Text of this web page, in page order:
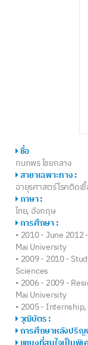
ชื่อ
กนกพร ไชยกลาง
สาขาเฉพาะทาง :
อายุรศาสตร์โรคติดเ
ภาษา :
ไทย, อังกฤษ
การศึกษา :
• 2010 - June
Mai University
• 2009 - 2010 -
Sciences
• 2006 - 2009 -
Mai University
• 2005 -
วุฒิบัตร :
การศึกษาหลังปริ